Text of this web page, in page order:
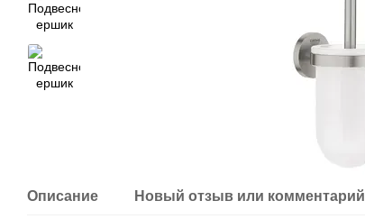
Описание Новый отзыв или комментарий